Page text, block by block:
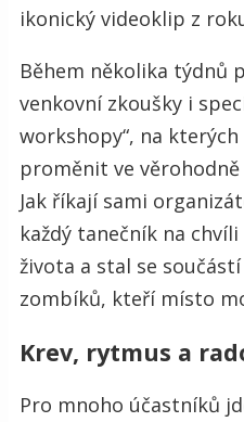
ikonický videoklip z
Během několika týdnů
venkovní zkoušky i
workshopy“, na
proměnit ve
Jak říkají sami
každý tanečník na
života a stal se
zombíků, kteří místo
Krev, rytmus a
Pro mnoho účastníků